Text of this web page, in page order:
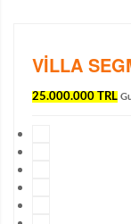
VILLA
25.000.000 TRL